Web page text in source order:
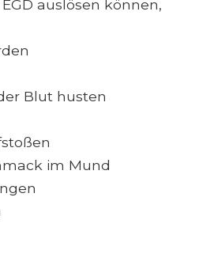
auslösen können,
Blut husten
im Mund